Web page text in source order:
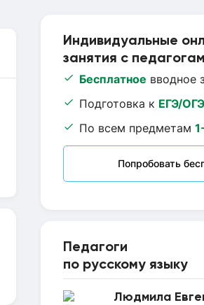
Индивидуальные
занятия с
Бесплатное вводное
Подготовка к ЕГЭ/
По всем предметам
Попробовать
Педагоги
по русскому языку
Людмила